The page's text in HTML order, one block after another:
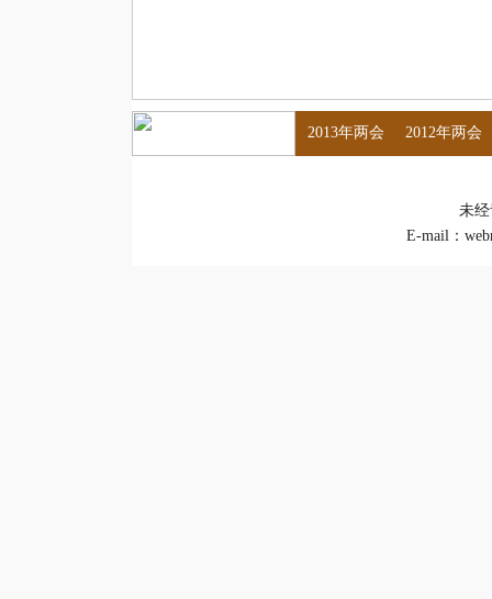
2013年两会 2012年两会
未
E-mail：